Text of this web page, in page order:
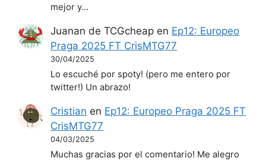
mejor y…
Juanan de TCGcheap en Ep12: Europeo
Praga 2025 FT CrisMTG77
30/04/2025
Lo escuché por spoty! (pero me entero por
twitter!) Un abrazo!
Cristian en Ep12: Europeo Praga 2025 FT
CrisMTG77
04/03/2025
Muchas gracias por el comentario! Me alegro